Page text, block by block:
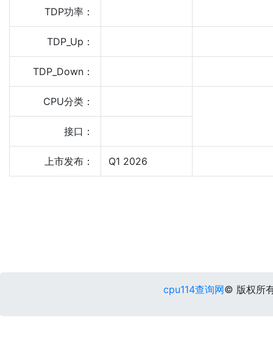
TDP功率：
TDP_Up：
TDP_Down：
CPU分类：
接口：
上市发布： Q1 2026
cpu114查询网© 版权所